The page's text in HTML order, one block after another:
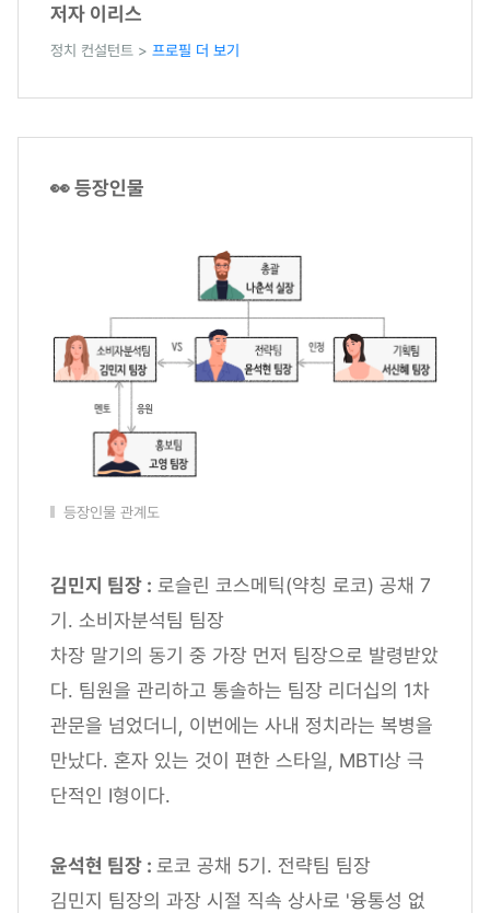
저자 이리스
정치 컨설턴트 > 프로필 더 보기
👀 등장인물
등장인물 관계도
김민지 팀장 : 로슬린 코스메틱(약칭 로코) 공채 7
기. 소비자분석팀 팀장
차장 말기의 동기 중 가장 먼저 팀장으로 발령받았
다. 팀원을 관리하고 통솔하는 팀장 리더십의 1차
관문을 넘었더니, 이번에는 사내 정치라는 복병을
만났다. 혼자 있는 것이 편한 스타일, MBTI상 극
단적인 I형이다.
윤석현 팀장 : 로코 공채 5기. 전략팀 팀장
김민지 팀장의 과장 시절 직속 상사로 '융통성 없